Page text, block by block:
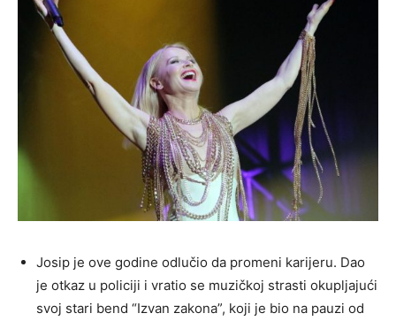
Josip je ove godine odlučio da promeni karijeru. Dao
je otkaz u policiji i vratio se muzičkoj strasti okupljajući
svoj stari bend “Izvan zakona”, koji je bio na pauzi od